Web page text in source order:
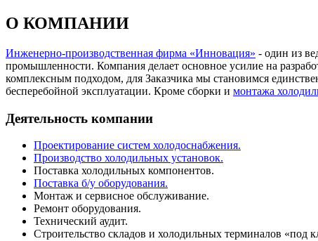
О КОМПАНИИ
Инженерно-производственная фирма «Инновация» - один из
промышленности. Компания делает основное усилие на
комплексным подходом, для Заказчика мы становимся
бесперебойной эксплуатации. Кроме сборки и монтажа
Деятельность компании
Проектирование систем холодоснабжения.
Производство холодильных установок.
Поставка холодильных компонентов.
Поставка б/у оборудования.
Монтаж и сервисное обслуживание.
Ремонт оборудования.
Технический аудит.
Строительство складов и холодильных терминалов «под